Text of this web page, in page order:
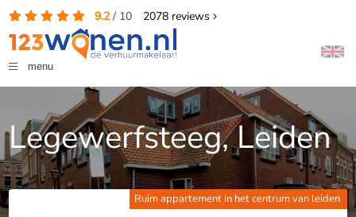
9.2/ 10 2078reviews
menu
Legewerfsteeg, Leiden
Ruim appartement in het centrum van leiden